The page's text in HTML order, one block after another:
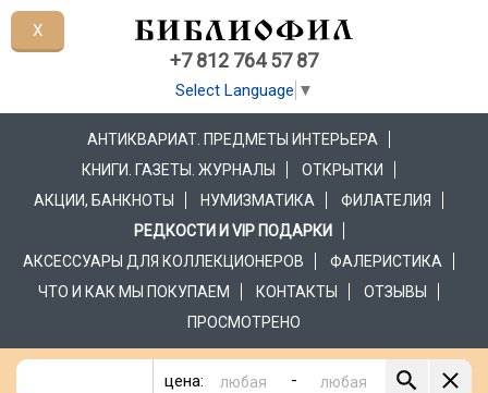
+7 812 764 57 87
Select Language ▼
АНТИКВАРИАТ. ПРЕДМЕТЫ ИНТЕРЬЕРА
КНИГИ. ГАЗЕТЫ. ЖУРНАЛЫ
ОТКРЫТКИ
АКЦИИ, БАНКНОТЫ
НУМИЗМАТИКА
ФИЛАТЕЛИЯ
РЕДКОСТИ И VIP ПОДАРКИ
АКСЕССУАРЫ ДЛЯ КОЛЛЕКЦИОНЕРОВ
ФАЛЕРИСТИКА
ЧТО И КАК МЫ ПОКУПАЕМ
КОНТАКТЫ
ОТЗЫВЫ
ПРОСМОТРЕНО
цена: -
X